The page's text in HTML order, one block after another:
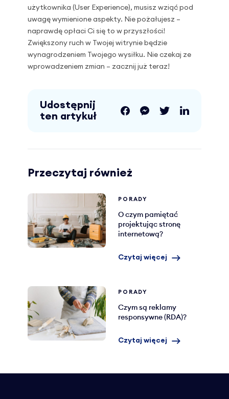
użytkownika (User Experience), musisz wziąć pod
uwagę wymienione aspekty. Nie pożałujesz –
naprawdę opłaci Ci się to w przyszłości!
Zwiększony ruch w Twojej witrynie będzie
wynagrodzeniem Twojego wysiłku. Nie czekaj ze
wprowadzeniem zmian – zacznij już teraz!
Udostępnij
ten artykuł
Przeczytaj również
PORADY
O czym pamiętać
projektując stronę
internetową?
Czytaj więcej
PORADY
Czym są reklamy
responsywne (RDA)?
Czytaj więcej